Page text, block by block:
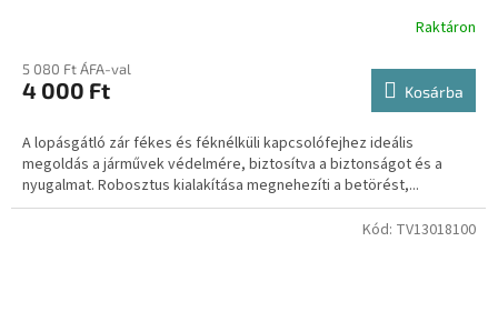
Raktáron
5 080 Ft ÁFA-val
4 000 Ft Kosárba
A lopásgátló zár fékes és féknélküli kapcsolófejhez ideális
megoldás a járművek védelmére, biztosítva a biztonságot és a
nyugalmat. Robosztus kialakítása megnehezíti a betörést,...
Kód: TV13018100